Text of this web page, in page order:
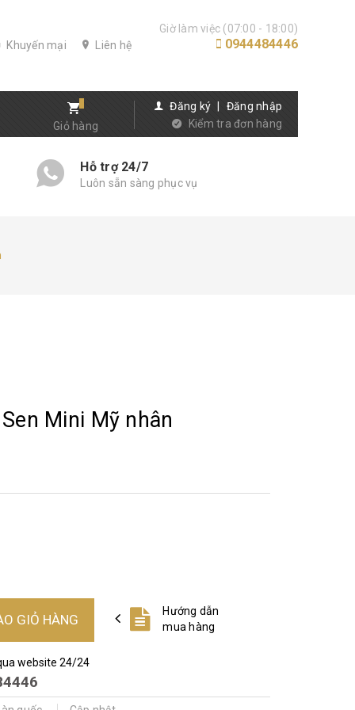
Khuyến mại Liên hệ
Giờ làm việc (07:00 - 18:00)
0944484446
Giỏ hàng
Đăng ký
Đăng nhập
Kiểm tra đơn hàng
Hỗ trợ 24/7
Luôn sẵn sàng phục vụ
Mini Mỹ nhân
GIỎ HÀNG
Hướng dẫn
mua hàng
website 24/24